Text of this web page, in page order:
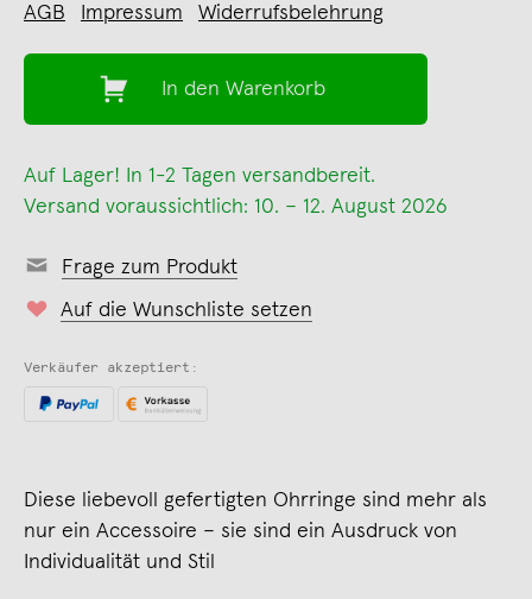
AGB
Impressum Widerrufsbelehrung
In den Warenkorb
Auf Lager! In 1-2 Tagen versandbereit.
Versand voraussichtlich: 10. – 12. August 2026
Frage zum Produkt
Auf die Wunschliste setzen
Verkäufer akzeptiert:
Diese liebevoll gefertigten Ohrringe sind mehr als
nur ein Accessoire – sie sind ein Ausdruck von
Individualität und Stil